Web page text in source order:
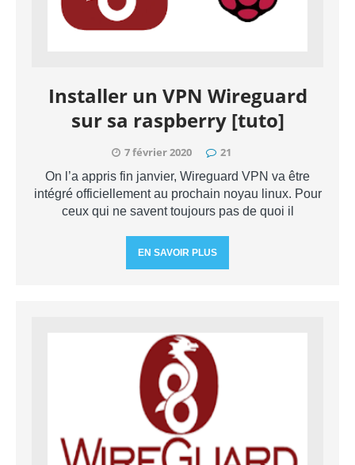
Installer un VPN Wireguard
sur sa raspberry [tuto]
7 février 2020 21
On l’a appris fin janvier, Wireguard VPN va être
intégré officiellement au prochain noyau linux. Pour
ceux qui ne savent toujours pas de quoi il
EN SAVOIR PLUS